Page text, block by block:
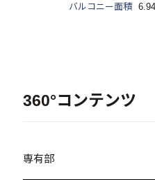
バルコニー面積
360°コンテンツ
専有部